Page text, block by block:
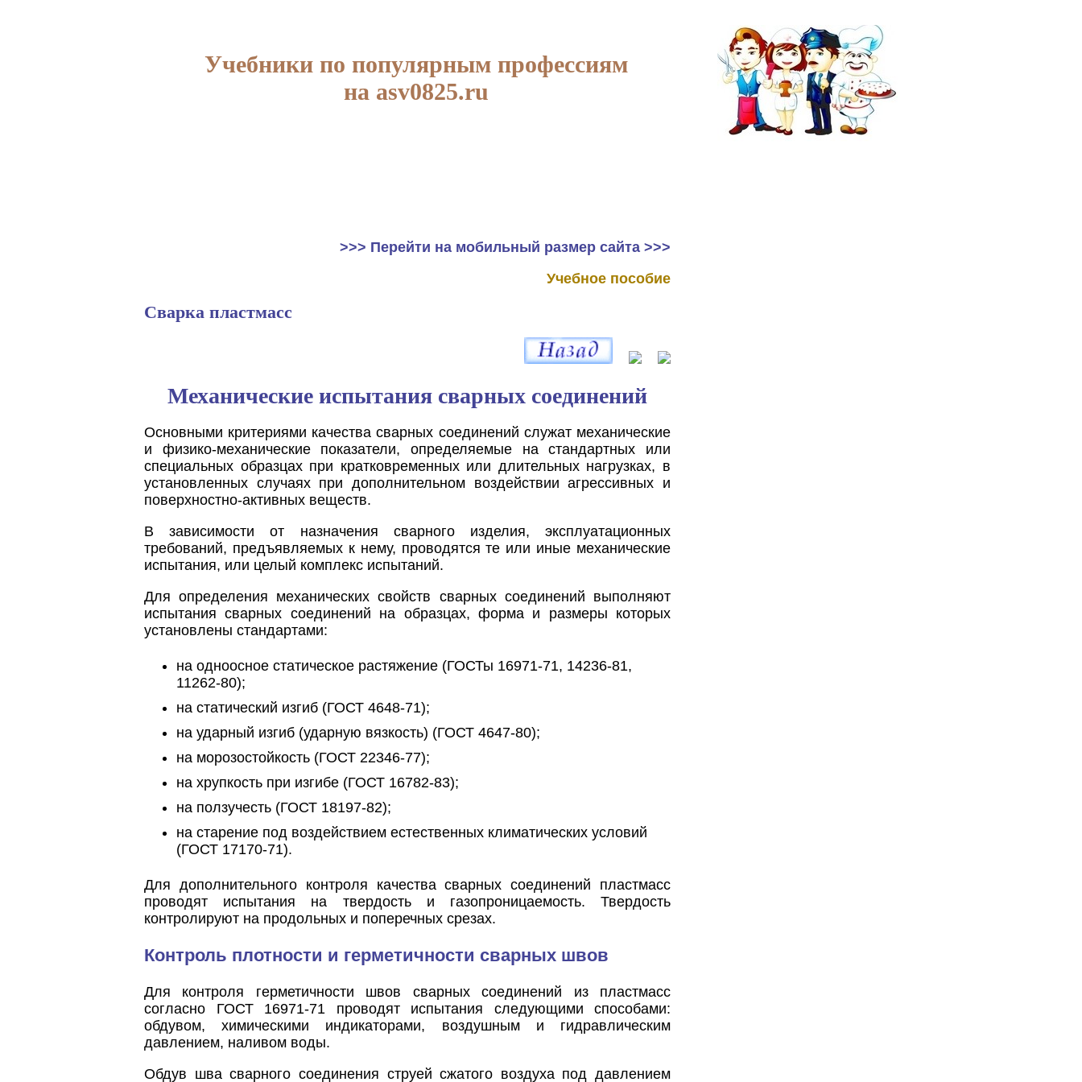
Учебники по популярным профессиям
на asv0825.ru
>>> Перейти на мобильный размер сайта >>>
Учебное пособие
Сварка пластмасс
Механические испытания сварных соединений
Основными критериями качества сварных соединений служат механические
и физико-механические показатели, определяемые на стандартных или
специальных образцах при кратковременных или длительных нагрузках, в
установленных случаях при дополнительном воздействии агрессивных и
поверхностно-активных веществ.
В зависимости от назначения сварного изделия, эксплуатационных
требований, предъявляемых к нему, проводятся те или иные механические
испытания, или целый комплекс испытаний.
Для определения механических свойств сварных соединений выполняют
испытания сварных соединений на образцах, форма и размеры которых
установлены стандартами:
на одноосное статическое растяжение (ГОСТы 16971-71, 14236-81,
11262-80);
на статический изгиб (ГОСТ 4648-71);
на ударный изгиб (ударную вязкость) (ГОСТ 4647-80);
на морозостойкость (ГОСТ 22346-77);
на хрупкость при изгибе (ГОСТ 16782-83);
на ползучесть (ГОСТ 18197-82);
на старение под воздействием естественных климатических условий
(ГОСТ 17170-71).
Для дополнительного контроля качества сварных соединений пластмасс
проводят испытания на твердость и газопроницаемость. Твердость
контролируют на продольных и поперечных срезах.
Контроль плотности и герметичности сварных швов
Для контроля герметичности швов сварных соединений из пластмасс
согласно ГОСТ 16971-71 проводят испытания следующими способами:
обдувом, химическими индикаторами, воздушным и гидравлическим
давлением, наливом воды.
Обдув шва сварного соединения струей сжатого воздуха под давлением